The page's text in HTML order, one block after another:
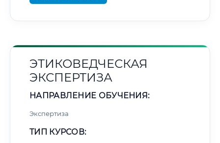
ЭТИКОВЕДЧЕСКАЯ
ЭКСПЕРТИЗА
НАПРАВЛЕНИЕ ОБУЧЕНИЯ:
Экспертиза
ТИП КУРСОВ: